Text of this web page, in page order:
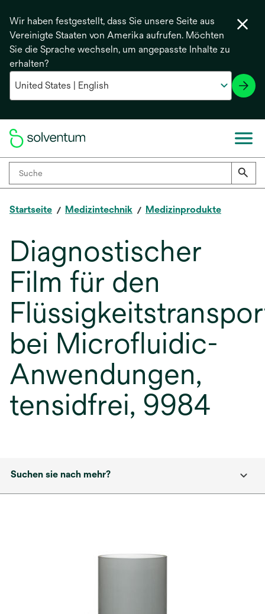
Wir haben festgestellt, dass Sie unsere Seite aus
Vereinigte Staaten von Amerika aufrufen. Möchten
Sie die Sprache wechseln, um angepasste Inhalte zu
erhalten?
Startseite Medizintechnik Medizinprodukte
Diagnostischer
Film für den
bei Microfluidic-
Anwendungen,
tensidfrei, 9984
Suchen sie nach mehr?